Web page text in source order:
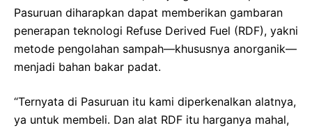
Pasuruan diharapkan dapat memberikan gambaran
penerapan teknologi Refuse Derived Fuel (RDF), yakni
metode pengolahan sampah—khususnya anorganik—
menjadi bahan bakar padat.
“Ternyata di Pasuruan itu kami diperkenalkan alatnya,
ya untuk membeli. Dan alat RDF itu harganya mahal,